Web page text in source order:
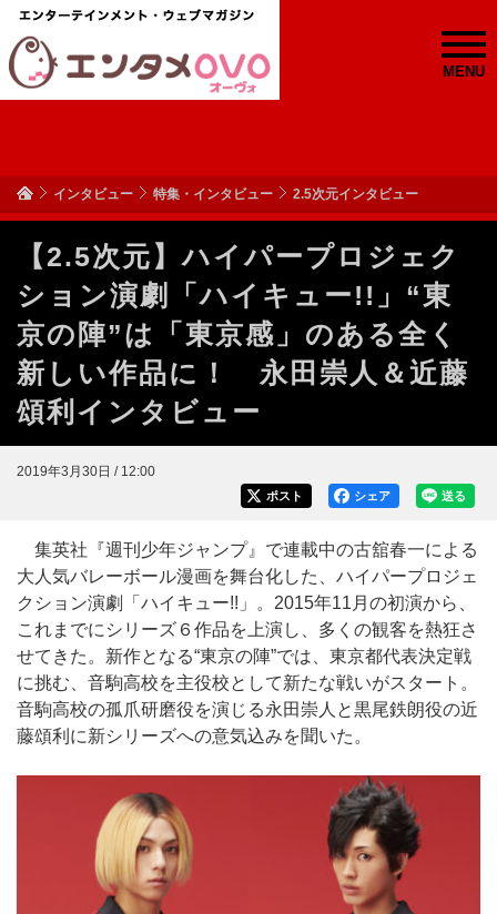
MENU
インタビュー 特集・インタビュー 2.5次元インタビュー
【2.5次元】ハイパープロジェク
ション演劇「ハイキュー!!」“東
京の陣”は「東京感」のある全く
新しい作品に！ 永田崇人＆近藤
頌利インタビュー
2019年3月30日 / 12:00
送る
シェア
ポスト
集英社『週刊少年ジャンプ』で連載中の古舘春一による
大人気バレーボール漫画を舞台化した、ハイパープロジェ
クション演劇「ハイキュー!!」。2015年11月の初演から、
これまでにシリーズ６作品を上演し、多くの観客を熱狂さ
せてきた。新作となる“東京の陣”では、東京都代表決定戦
に挑む、音駒高校を主役校として新たな戦いがスタート。
音駒高校の孤爪研磨役を演じる永田崇人と黒尾鉄朗役の近
藤頌利に新シリーズへの意気込みを聞いた。